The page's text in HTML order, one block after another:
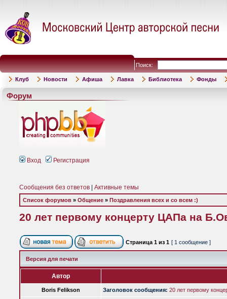
Поиск:
Клуб Новости Афиша Лавка Библиотека Фонды
Форум
Вход Регистрация
Сообщения без ответов Активные темы
Список форумов » Общение » Поздравления всех и со всем :)
20 лет первому концерту ЦАПа на
Страница 1 из 1 [ 1 сообщение ]
Версия для печати
Автор
Boris Felikson Заголовок сообщения: 20 лет первому